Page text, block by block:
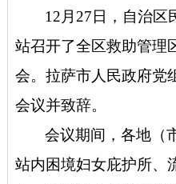
12月27日，自治区
站召开了全区救助管理
会。拉萨市人民政府党
会议并致辞。
会议期间，各地（
站内困境妇女庇护所、